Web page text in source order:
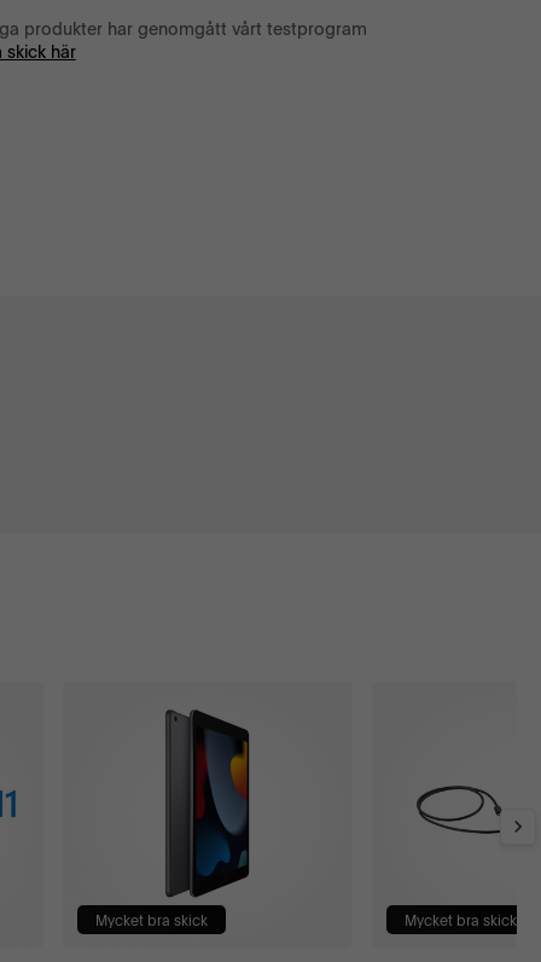
produkter har genomgått vårt testprogram
skick här
Mycket bra skick Mycket bra skick